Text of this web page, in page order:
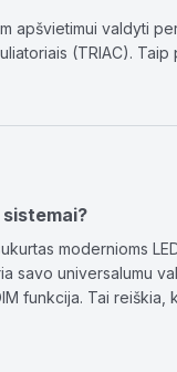
valdyti
(TRIAC).
modernioms
savo universalumu
funkcija. Tai